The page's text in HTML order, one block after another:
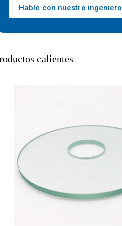
Hable con nuestro ingeniero
calientes